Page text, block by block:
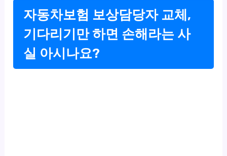
자동차보험 보상담당자 교체,
기다리기만 하면 손해라는 사
실 아시나요?